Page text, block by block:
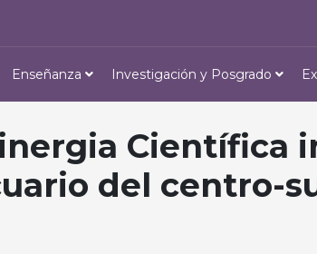
Enseñanza Investigación y Posgrado
del centro-